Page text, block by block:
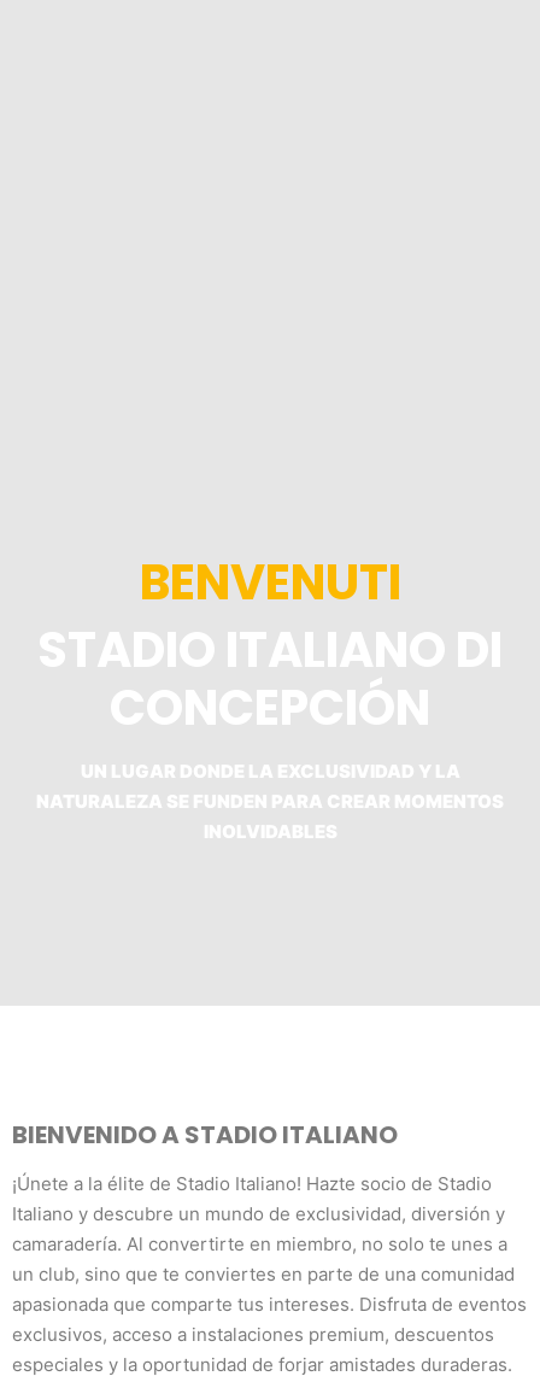
BENVENUTI
STADIO ITALIANO DI
CONCEPCIÓN
UN LUGAR DONDE LA EXCLUSIVIDAD Y LA
NATURALEZA SE FUNDEN PARA CREAR MOMENTOS
INOLVIDABLES
BIENVENIDO A STADIO ITALIANO
¡Únete a la élite de Stadio Italiano! Hazte socio de Stadio
Italiano y descubre un mundo de exclusividad, diversión y
camaradería. Al convertirte en miembro, no solo te unes a
un club, sino que te conviertes en parte de una comunidad
apasionada que comparte tus intereses. Disfruta de eventos
exclusivos, acceso a instalaciones premium, descuentos
especiales y la oportunidad de forjar amistades duraderas.